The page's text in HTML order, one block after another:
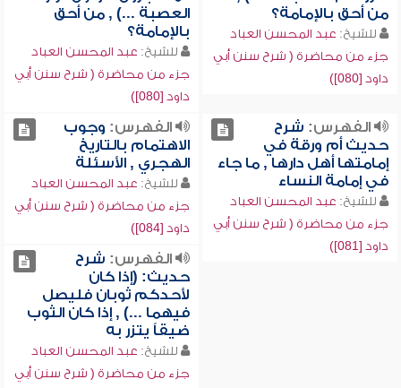
من أحق بالإمامة؟
للشيخ: عبد المحسن العباد
جزء من محاضرة ( شرح سنن أبي
داود [080])
العصبة ...) , من أحق
بالإمامة؟
للشيخ: عبد المحسن العباد
جزء من محاضرة ( شرح سنن أبي
داود [080])
الفهرس: شرح
حديث أم ورقة في
إمامتها أهل دارها , ما جاء
في إمامة النساء
للشيخ: عبد المحسن العباد
جزء من محاضرة ( شرح سنن أبي
داود [081])
الفهرس: وجوب
الاهتمام بالتاريخ
الهجري , الأسئلة
للشيخ: عبد المحسن العباد
جزء من محاضرة ( شرح سنن أبي
داود [084])
الفهرس: شرح
حديث: (إذا كان
لأحدكم ثوبان فليصل
فيهما ...) , إذا كان الثوب
ضيقاً يتزر به
للشيخ: عبد المحسن العباد
جزء من محاضرة ( شرح سنن أبي